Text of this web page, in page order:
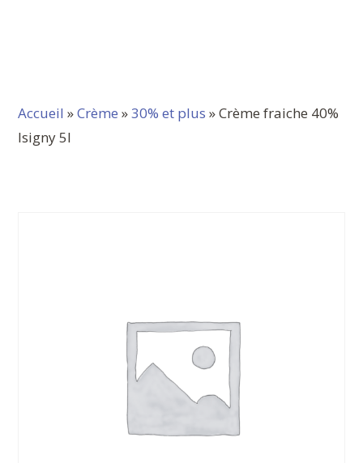
Accueil »Crème »30% et plus » Crème fraiche 40%
Isigny 5l